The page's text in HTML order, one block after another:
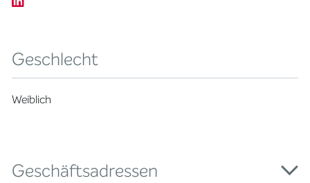
Geschlecht
Weiblich
Geschäftsadressen